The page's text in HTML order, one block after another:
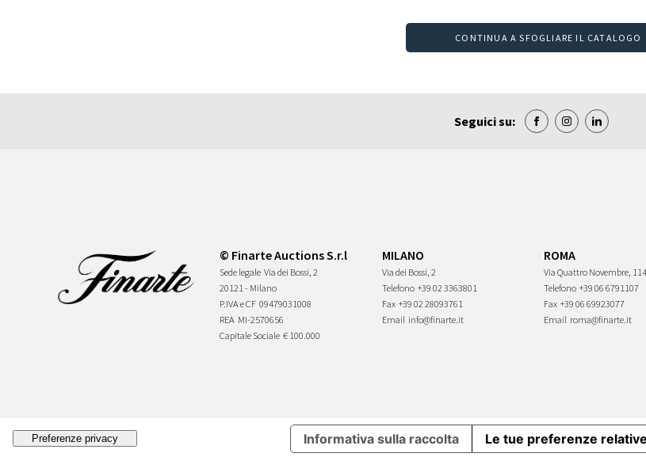
CONTINUA A SFOGLIARE IL CATALOGO
Seguici su:
© Finarte Auctions S.r.l
Sede legale Via dei Bossi, 2
20121 - Milano
P.IVA e CF 09479031008
REA MI-2570656
Capitale Sociale € 100.000
MILANO
Via dei Bossi, 2
Telefono +39 02 3363801
Fax +39 02 28093761
Email info@finarte.it
ROMA
Via Quattro Novembre, 114
Telefono +39 06 6791107
Fax +39 06 69923077
Email roma@finarte.it
Informativa sulla raccolta Le tue preferenze